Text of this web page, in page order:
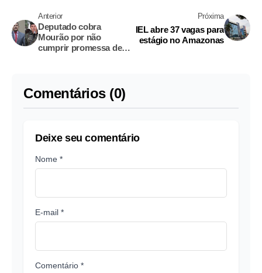
Anterior
Deputado cobra
Mourão por não
cumprir promessa de
Próxima
IEL abre 37 vagas para
estágio no Amazonas
Comentários (0)
Deixe seu comentário
Nome *
E-mail *
Comentário *